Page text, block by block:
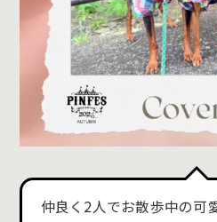
仲良く2人でお散歩中の可